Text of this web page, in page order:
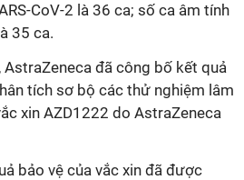
CoV-2 là 36 ca; số ca âm tính
35 ca.
AstraZeneca đã công bố kết quả
tích sơ bộ các thử nghiệm lâm
xin AZD1222 do AstraZeneca
bảo vệ của vắc xin đã được